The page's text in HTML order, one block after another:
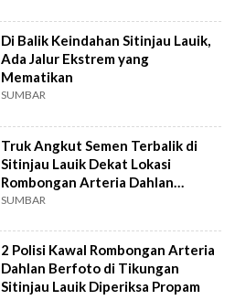
Di Balik Keindahan Sitinjau Lauik,
Ada Jalur Ekstrem yang
Mematikan
SUMBAR
Truk Angkut Semen Terbalik di
Sitinjau Lauik Dekat Lokasi
Rombongan Arteria Dahlan
Berfoto
SUMBAR
2 Polisi Kawal Rombongan Arteria
Dahlan Berfoto di Tikungan
Sitinjau Lauik Diperiksa Propam